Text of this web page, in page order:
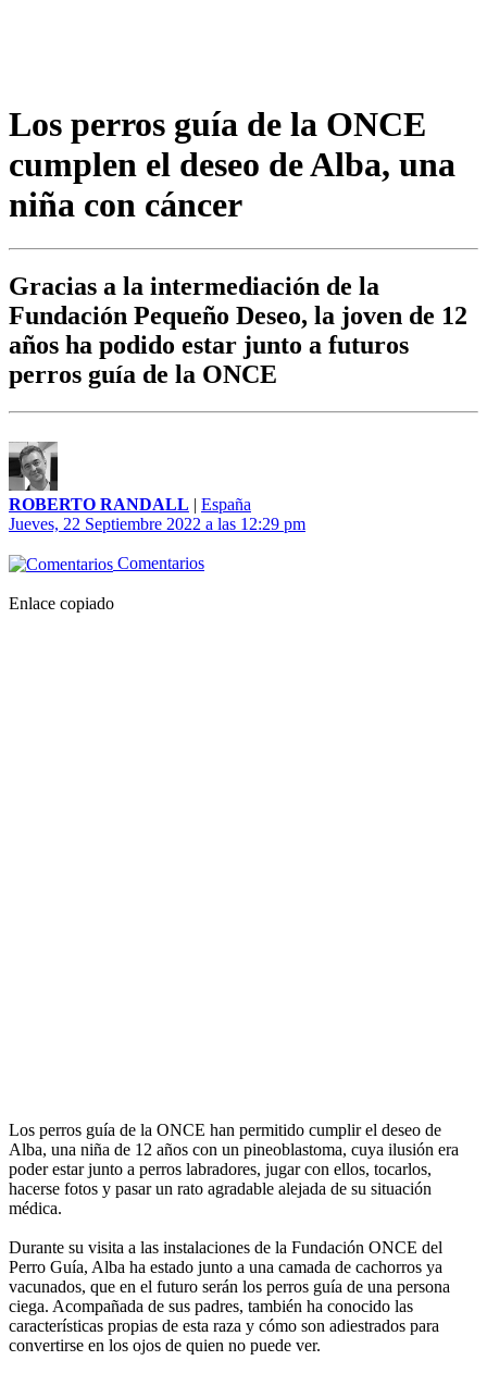
Los perros guía de la ONCE
cumplen el deseo de Alba, una
niña con cáncer
Gracias a la intermediación de la
Fundación Pequeño Deseo, la joven de 12
años ha podido estar junto a futuros
perros guía de la ONCE
ROBERTO RANDALL | España
Jueves, 22 Septiembre 2022 a las 12:29 pm
Comentarios
Enlace copiado
Los perros guía de la ONCE han permitido cumplir el deseo de
Alba, una niña de 12 años con un pineoblastoma, cuya ilusión era
poder estar junto a perros labradores, jugar con ellos, tocarlos,
hacerse fotos y pasar un rato agradable alejada de su situación
médica.
Durante su visita a las instalaciones de la Fundación ONCE del
Perro Guía, Alba ha estado junto a una camada de cachorros ya
vacunados, que en el futuro serán los perros guía de una persona
ciega. Acompañada de sus padres, también ha conocido las
características propias de esta raza y cómo son adiestrados para
convertirse en los ojos de quien no puede ver.